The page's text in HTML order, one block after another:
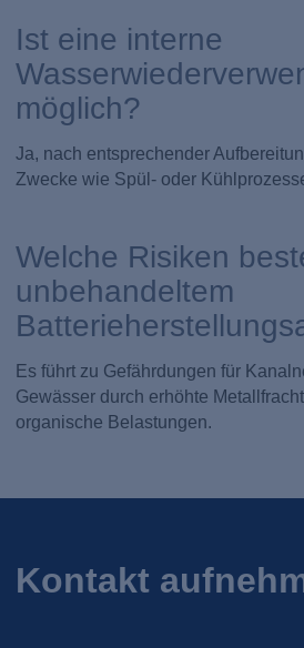
Ist eine interne
möglich?
Ja, nach entsprechender
Zwecke wie Spül- oder
Welche Risiken
unbehandeltem
Es führt zu Gefährdungen für
Gewässer durch erhöhte
organische Belastungen.
Kontakt